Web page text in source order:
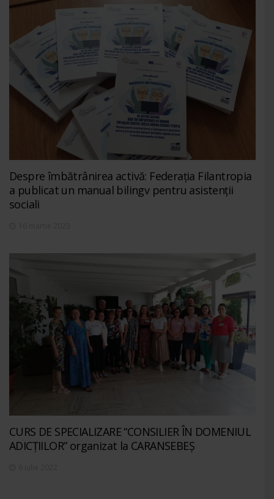
Despre îmbătrânirea activă: Federația Filantropia
a publicat un manual bilingv pentru asistenții
sociali
CURS DE SPECIALIZARE “CONSILIER ÎN DOMENIUL
ADICȚIILOR” organizat la CARANSEBEȘ